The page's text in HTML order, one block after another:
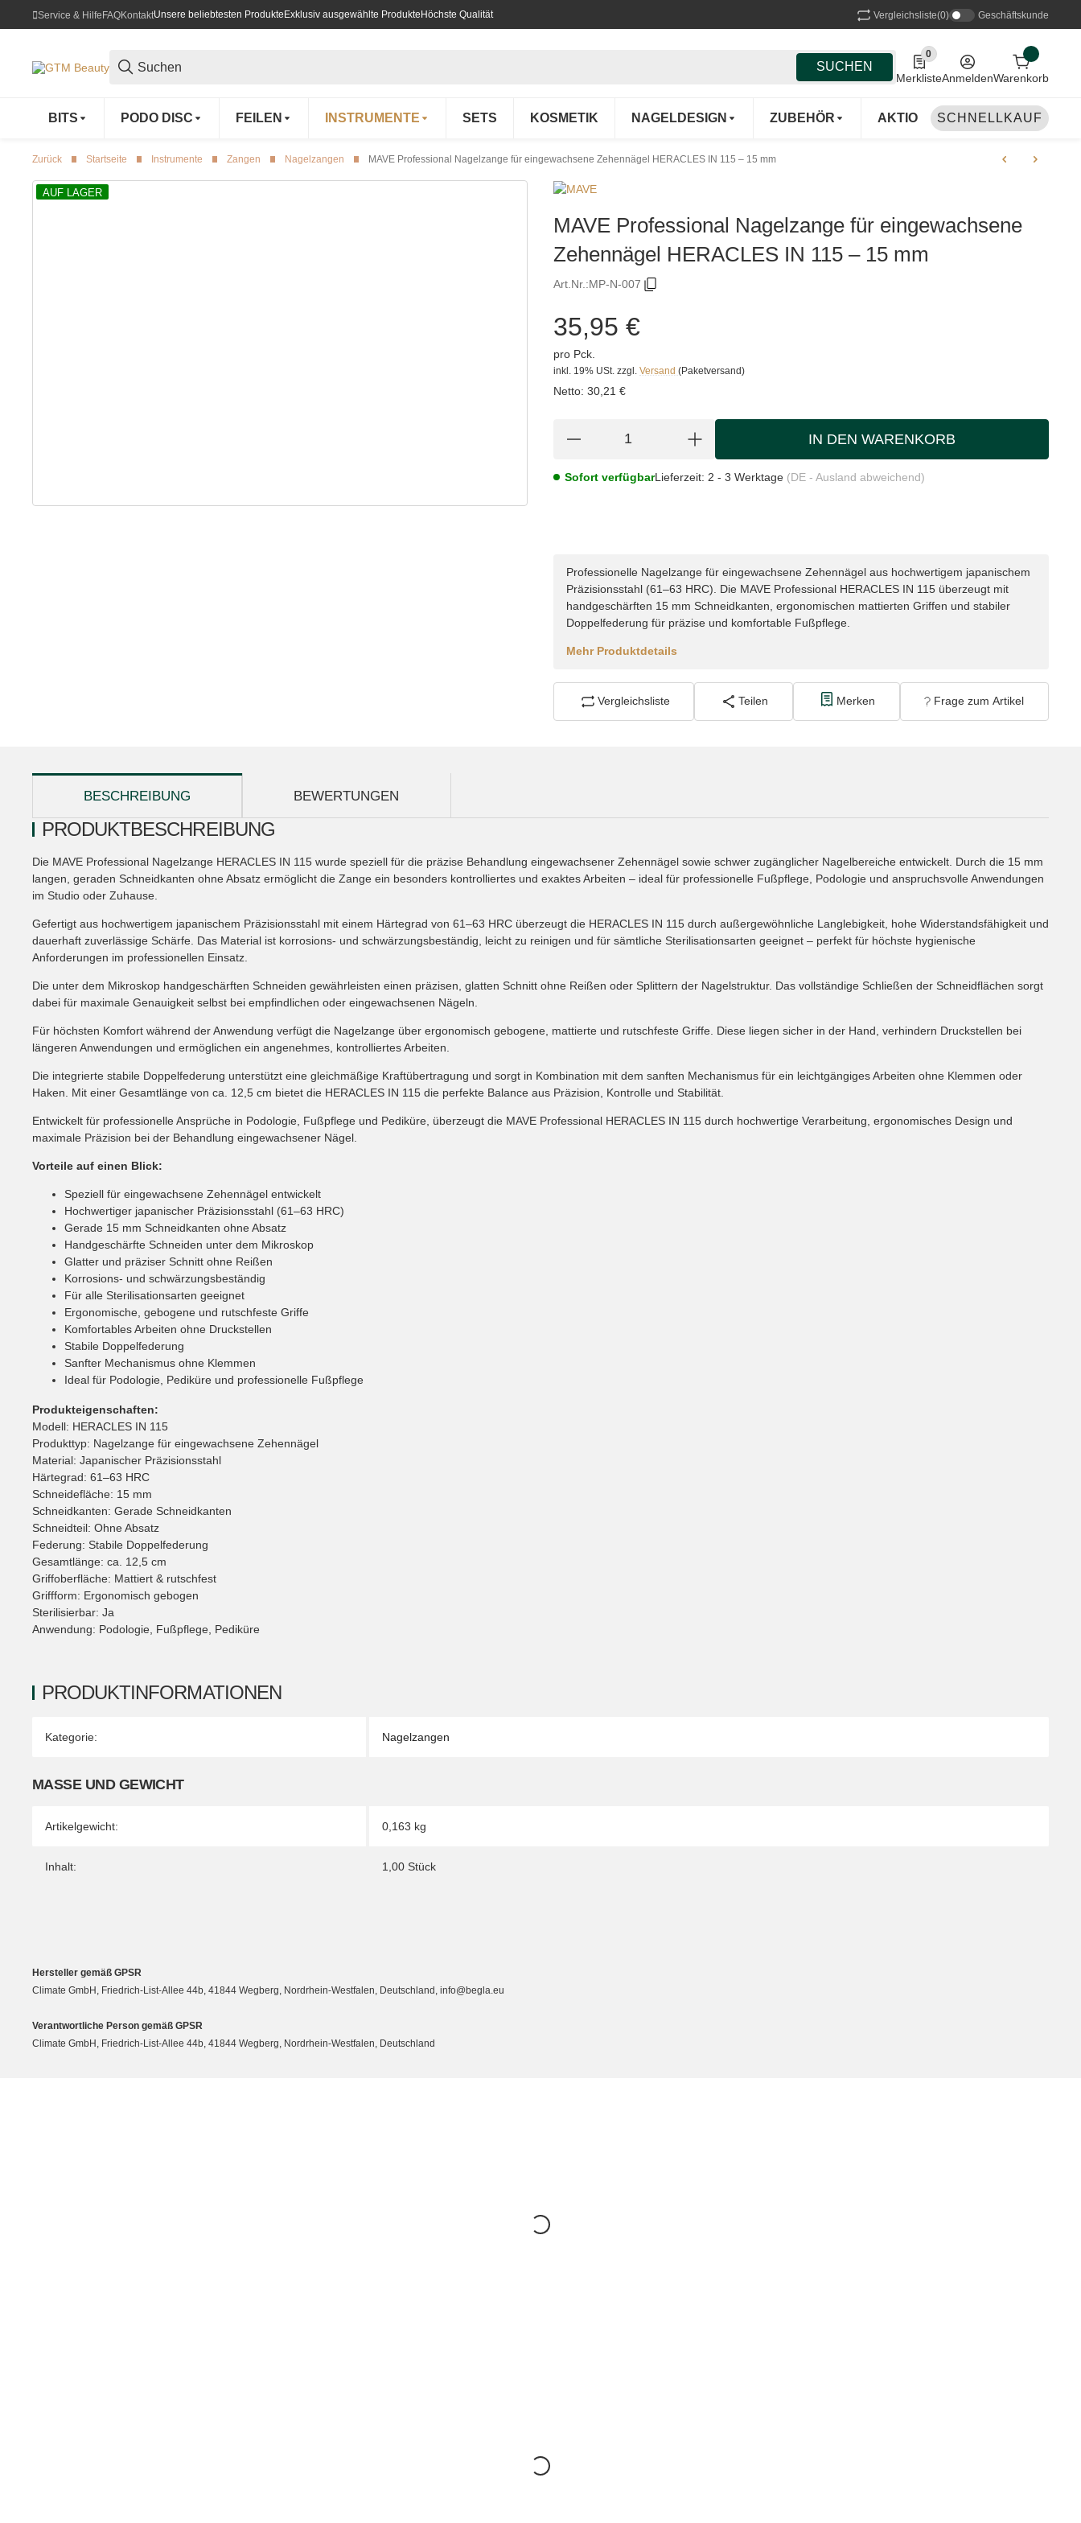
Service & HilfeFAQKontaktUnsere beliebtesten Produkte Exklusiv ausgewählte Produkte Höchste Qualität Vergleichsliste(0) Geschäftskunde
SUCHEN
0
0 Produkte in der Liste
MerklisteAnmeldenWarenkorb
BITS PODO DISC FEILEN INSTRUMENTE SETS KOSMETIK NAGELDESIGN ZUBEHÖR AKTIONEN HERSTELLER
SCHNELLKAUF
Zurück Startseite Instrumente Zangen Nagelzangen MAVE Professional Nagelzange für eingewachsene Zehennägel HERACLES IN 115 – 15 mm
AUF LAGER
MAVE Professional Nagelzange für eingewachsene
Zehennägel HERACLES IN 115 – 15 mm
Art.Nr.:MP-N-007
35,95 €
pro Pck.
inkl. 19% USt. zzgl. Versand (Paketversand)
Netto: 30,21 €
IN DEN WARENKORB
Sofort verfügbarLieferzeit: 2 - 3 Werktage (DE - Ausland abweichend)
Professionelle Nagelzange für eingewachsene Zehennägel aus hochwertigem japanischem
Präzisionsstahl (61–63 HRC). Die MAVE Professional HERACLES IN 115 überzeugt mit
handgeschärften 15 mm Schneidkanten, ergonomischen mattierten Griffen und stabiler
Doppelfederung für präzise und komfortable Fußpflege.
Mehr Produktdetails
Vergleichsliste Teilen Merken Frage zum Artikel
weitere Registerkarten anzeigen
BESCHREIBUNG BEWERTUNGEN
PRODUKTINFORMATIONEN
Produkteigenschaft
Wert
Kategorie: Nagelzangen
MASSE UND GEWICHT
Artikelgewicht: 0,163 kg
Inhalt: 1,00 Stück
PRODUKTBESCHREIBUNG
Die MAVE Professional Nagelzange HERACLES IN 115 wurde speziell für die präzise Behandlung eingewachsener Zehennägel sowie schwer zugänglicher Nagelbereiche entwickelt. Durch die 15 mm
langen, geraden Schneidkanten ohne Absatz ermöglicht die Zange ein besonders kontrolliertes und exaktes Arbeiten – ideal für professionelle Fußpflege, Podologie und anspruchsvolle Anwendungen
im Studio oder Zuhause.
Gefertigt aus hochwertigem japanischem Präzisionsstahl mit einem Härtegrad von 61–63 HRC überzeugt die HERACLES IN 115 durch außergewöhnliche Langlebigkeit, hohe Widerstandsfähigkeit und
dauerhaft zuverlässige Schärfe. Das Material ist korrosions- und schwärzungsbeständig, leicht zu reinigen und für sämtliche Sterilisationsarten geeignet – perfekt für höchste hygienische
Anforderungen im professionellen Einsatz.
Die unter dem Mikroskop handgeschärften Schneiden gewährleisten einen präzisen, glatten Schnitt ohne Reißen oder Splittern der Nagelstruktur. Das vollständige Schließen der Schneidflächen sorgt
dabei für maximale Genauigkeit selbst bei empfindlichen oder eingewachsenen Nägeln.
Für höchsten Komfort während der Anwendung verfügt die Nagelzange über ergonomisch gebogene, mattierte und rutschfeste Griffe. Diese liegen sicher in der Hand, verhindern Druckstellen bei
längeren Anwendungen und ermöglichen ein angenehmes, kontrolliertes Arbeiten.
Die integrierte stabile Doppelfederung unterstützt eine gleichmäßige Kraftübertragung und sorgt in Kombination mit dem sanften Mechanismus für ein leichtgängiges Arbeiten ohne Klemmen oder
Haken. Mit einer Gesamtlänge von ca. 12,5 cm bietet die HERACLES IN 115 die perfekte Balance aus Präzision, Kontrolle und Stabilität.
Entwickelt für professionelle Ansprüche in Podologie, Fußpflege und Pediküre, überzeugt die MAVE Professional HERACLES IN 115 durch hochwertige Verarbeitung, ergonomisches Design und
maximale Präzision bei der Behandlung eingewachsener Nägel.
Vorteile auf einen Blick:
Speziell für eingewachsene Zehennägel entwickelt
Hochwertiger japanischer Präzisionsstahl (61–63 HRC)
Gerade 15 mm Schneidkanten ohne Absatz
Handgeschärfte Schneiden unter dem Mikroskop
Glatter und präziser Schnitt ohne Reißen
Korrosions- und schwärzungsbeständig
Für alle Sterilisationsarten geeignet
Ergonomische, gebogene und rutschfeste Griffe
Komfortables Arbeiten ohne Druckstellen
Stabile Doppelfederung
Sanfter Mechanismus ohne Klemmen
Ideal für Podologie, Pediküre und professionelle Fußpflege
Produkteigenschaften:
Modell: HERACLES IN 115
Produkttyp: Nagelzange für eingewachsene Zehennägel
Material: Japanischer Präzisionsstahl
Härtegrad: 61–63 HRC
Schneidefläche: 15 mm
Schneidkanten: Gerade Schneidkanten
Schneidteil: Ohne Absatz
Federung: Stabile Doppelfederung
Gesamtlänge: ca. 12,5 cm
Griffoberfläche: Mattiert & rutschfest
Griffform: Ergonomisch gebogen
Sterilisierbar: Ja
Anwendung: Podologie, Fußpflege, Pediküre
Hersteller gemäß GPSR
Climate GmbH, Friedrich-List-Allee 44b, 41844 Wegberg, Nordrhein-Westfalen, Deutschland, info@begla.eu
Verantwortliche Person gemäß GPSR
Climate GmbH, Friedrich-List-Allee 44b, 41844 Wegberg, Nordrhein-Westfalen, Deutschland